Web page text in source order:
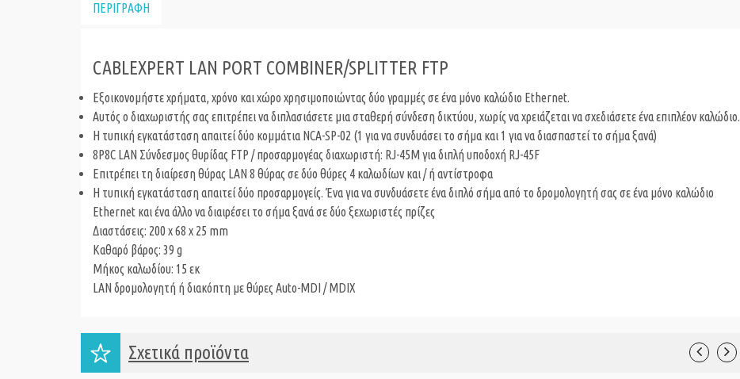
ΠΕΡΙΓΡΑΦΗ
CABLEXPERT LAN PORT COMBINER/SPLITTER FTP
Εξοικονομήστε χρήματα, χρόνο και χώρο χρησιμοποιώντας δύο γραμμές σε ένα μόνο καλώδιο Ethernet.
Αυτός ο διαχωριστής σας επιτρέπει να διπλασιάσετε μια σταθερή σύνδεση δικτύου, χωρίς να χρειάζεται να σχεδιάσετε ένα επιπλέον καλώδιο.
Η τυπική εγκατάσταση απαιτεί δύο κομμάτια NCA-SP-02 (1 για να συνδυάσει το σήμα και 1 για να διασπαστεί το σήμα ξανά)
8P8C LAN Σύνδεσμος θυρίδας FTP / προσαρμογέας διαχωριστή: RJ-45M για διπλή υποδοχή RJ-45F
Επιτρέπει τη διαίρεση θύρας LAN 8 θύρας σε δύο θύρες 4 καλωδίων και / ή αντίστροφα
Η τυπική εγκατάσταση απαιτεί δύο προσαρμογείς. Ένα για να συνδυάσετε ένα διπλό σήμα από το δρομολογητή σας σε ένα μόνο καλώδιο
Ethernet και ένα άλλο να διαιρέσει το σήμα ξανά σε δύο ξεχωριστές πρίζες
Διαστάσεις: 200 x 68 x 25 mm
Καθαρό βάρος: 39 g
Μήκος καλωδίου: 15 εκ
LAN δρομολογητή ή διακόπτη με θύρες Auto-MDI / MDIX
Σχετικά προϊόντα